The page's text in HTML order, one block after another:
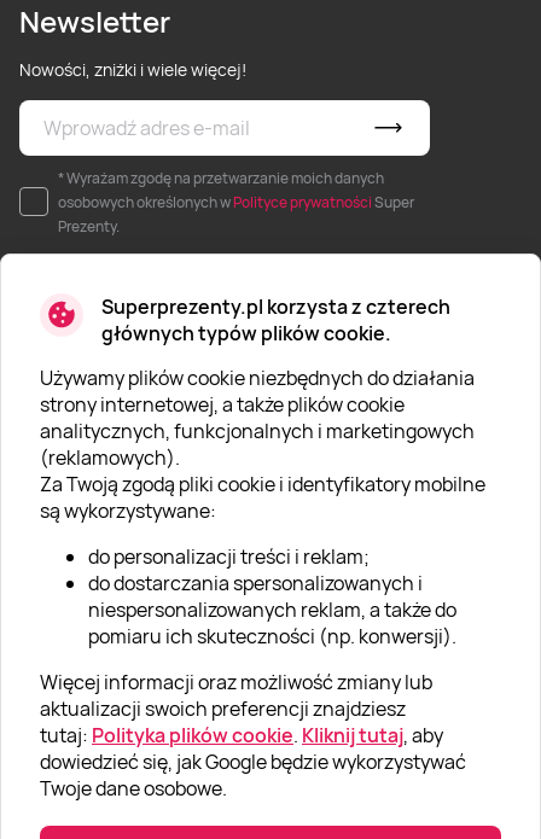
Superprezenty.pl korzysta z czterech
głównych typów plików cookie.
Używamy plików cookie niezbędnych do działania
strony internetowej, a także plików cookie
analitycznych, funkcjonalnych i marketingowych
(reklamowych).
Za Twoją zgodą pliki cookie i identyfikatory mobilne
są wykorzystywane:
do personalizacji treści i reklam;
do dostarczania spersonalizowanych i
niespersonalizowanych reklam, a także do
pomiaru ich skuteczności (np. konwersji).
Więcej informacji oraz możliwość zmiany lub
aktualizacji swoich preferencji znajdziesz
tutaj: Polityka plików cookie. Kliknij tutaj, aby
dowiedzieć się, jak Google będzie wykorzystywać
Twoje dane osobowe.
Newsletter
Nowości, zniżki i wiele więcej!
* Wyrażam zgodę na przetwarzanie moich danych
osobowych określonych wPolityce prywatnościSuper
Prezenty.
O SUPERPREZENTY
O nas
Aktualności
Kariera w Super Prezentach
Klub Lojalnościowy
Dodaj recenzję
Informacje